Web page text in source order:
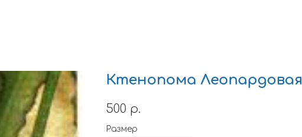
Ктенопома Леопардовая
500 р.
Размер